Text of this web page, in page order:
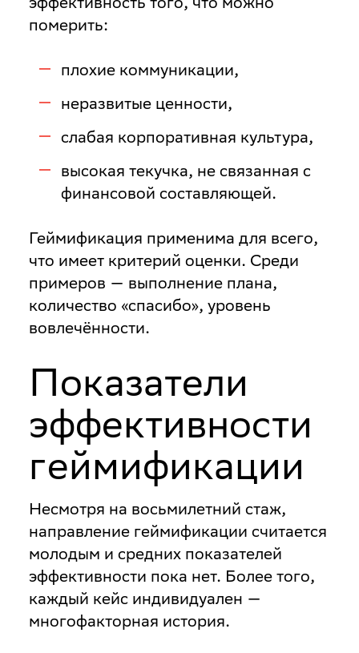
померить:
плохие коммуникации,
неразвитые ценности,
слабая корпоративная культура,
высокая текучка, не связанная с
финансовой составляющей.
Геймификация применима для всего,
что имеет критерий оценки. Среди
примеров — выполнение плана,
количество «спасибо», уровень
вовлечённости.
Показатели
эффективности
геймификации
Несмотря на восьмилетний стаж,
направление геймификации считается
молодым и средних показателей
эффективности пока нет. Более того,
каждый кейс индивидуален —
многофакторная история.